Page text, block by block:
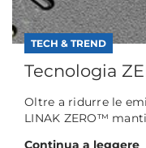
TECH & TREND
Tecnologia
Oltre a ridurre le
LINAK ZERO™
Continua a leggere